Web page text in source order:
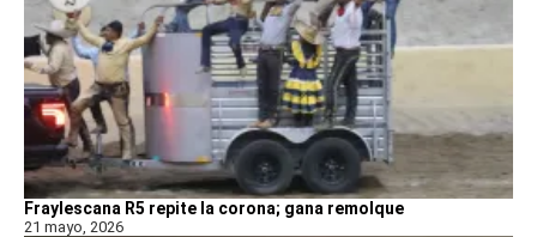
Fraylescana R5 repite la corona; gana remolque
21 mayo, 2026